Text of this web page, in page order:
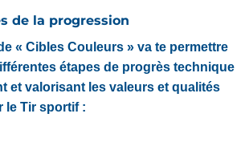
de la progression
« Cibles Couleurs » va te permettre
étapes de progrès technique
et valorisant les valeurs et qualités
le Tir sportif :